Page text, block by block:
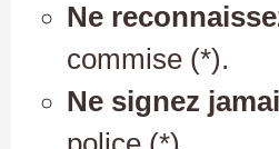
Ne
commise (*).
Ne signez